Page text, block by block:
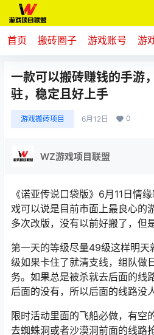
首页 搬砖圈子 游戏账号 游
一款可以搬砖赚钱的手游
驻，稳定且好上手
游戏搬砖项目 6月12日 0
WZ游戏项目联盟
《诺亚传说口袋版》6月11日情
戏可以说是目前市面上最良心的
多次改版，没有以前好搬了，但
第一天的等级尽量49级这样明
级如果卡住了就清支线，组队做
务。如果总是被杀就去后面的线
后面的没有，所以后面的线路没
限时活动里面的飞船必做，有空
去蜘蛛洞或者沙漠洞前面的线路